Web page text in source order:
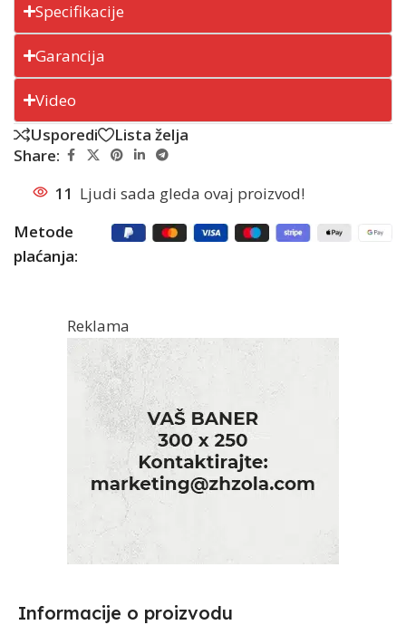
Specifikacije
Garancija
Video
Usporedi
Lista želja
Share:
11 Ljudi sada gleda ovaj proizvod!
Metode
plaćanja:
Reklama
Informacije o proizvodu​